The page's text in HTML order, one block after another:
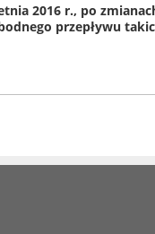
2016 r., po
przepływu